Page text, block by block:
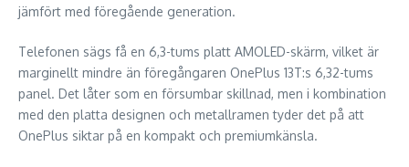
jämfört med föregående generation.
Telefonen sägs få en 6,3-tums platt AMOLED-skärm, vilket är
marginellt mindre än föregångaren OnePlus 13T:s 6,32-tums
panel. Det låter som en försumbar skillnad, men i kombination
med den platta designen och metallramen tyder det på att
OnePlus siktar på en kompakt och premiumkänsla.